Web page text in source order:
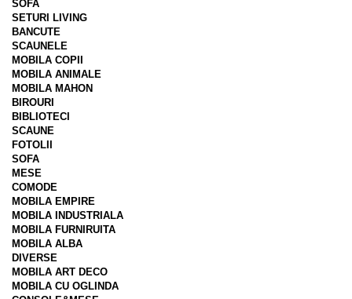
SOFA
SETURI LIVING
BANCUTE
SCAUNELE
MOBILA COPII
MOBILA ANIMALE
MOBILA MAHON
BIROURI
BIBLIOTECI
SCAUNE
FOTOLII
SOFA
MESE
COMODE
MOBILA EMPIRE
MOBILA INDUSTRIALA
MOBILA FURNIRUITA
MOBILA ALBA
DIVERSE
MOBILA ART DECO
MOBILA CU OGLINDA